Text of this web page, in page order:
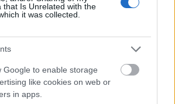
that Is Unrelated with the
it was collected.
Google to enable storage
like cookies on web or
in apps.
a költőien finom és könnyen
jellemezte művészetét,
hatotta át önálló képgrafikáit
Pár esztendővel halála előtt
is mintázott, első ilyen tárlatát
rendezték. Súlyos
ezen már nem vehetett
7-én elhunyt Budapesten.